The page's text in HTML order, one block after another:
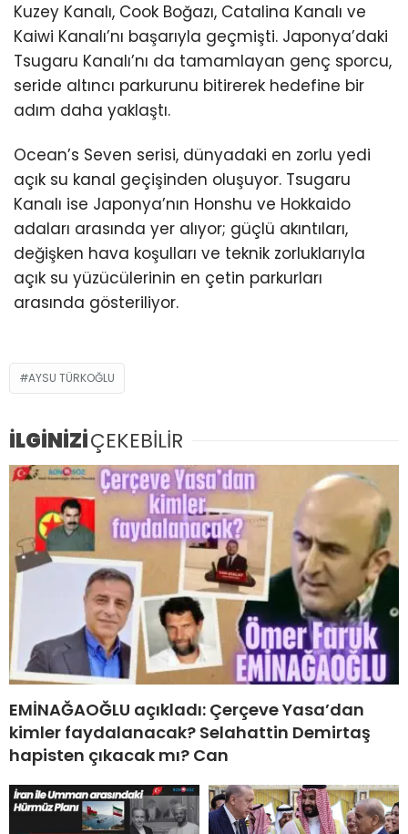
Kuzey Kanalı, Cook Boğazı, Catalina Kanalı ve
Kaiwi Kanalı’nı başarıyla geçmişti. Japonya’daki
Tsugaru Kanalı’nı da tamamlayan genç sporcu,
seride altıncı parkurunu bitirerek hedefine bir
adım daha yaklaştı.
Ocean’s Seven serisi, dünyadaki en zorlu yedi
açık su kanal geçişinden oluşuyor. Tsugaru
Kanalı ise Japonya’nın Honshu ve Hokkaido
adaları arasında yer alıyor; güçlü akıntıları,
değişken hava koşulları ve teknik zorluklarıyla
açık su yüzücülerinin en çetin parkurları
arasında gösteriliyor.
AYSU TÜRKOĞLU
İLGİNİZİÇEKEBİLİR
EMİNAĞAOĞLU açıkladı: Çerçeve Yasa’dan
kimler faydalanacak? Selahattin Demirtaş
hapisten çıkacak mı? Can